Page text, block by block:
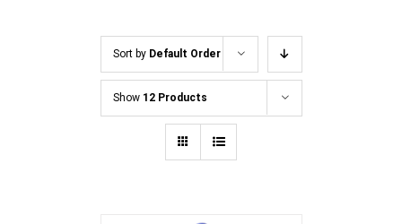
Sort by Default Order
Show 12 Products